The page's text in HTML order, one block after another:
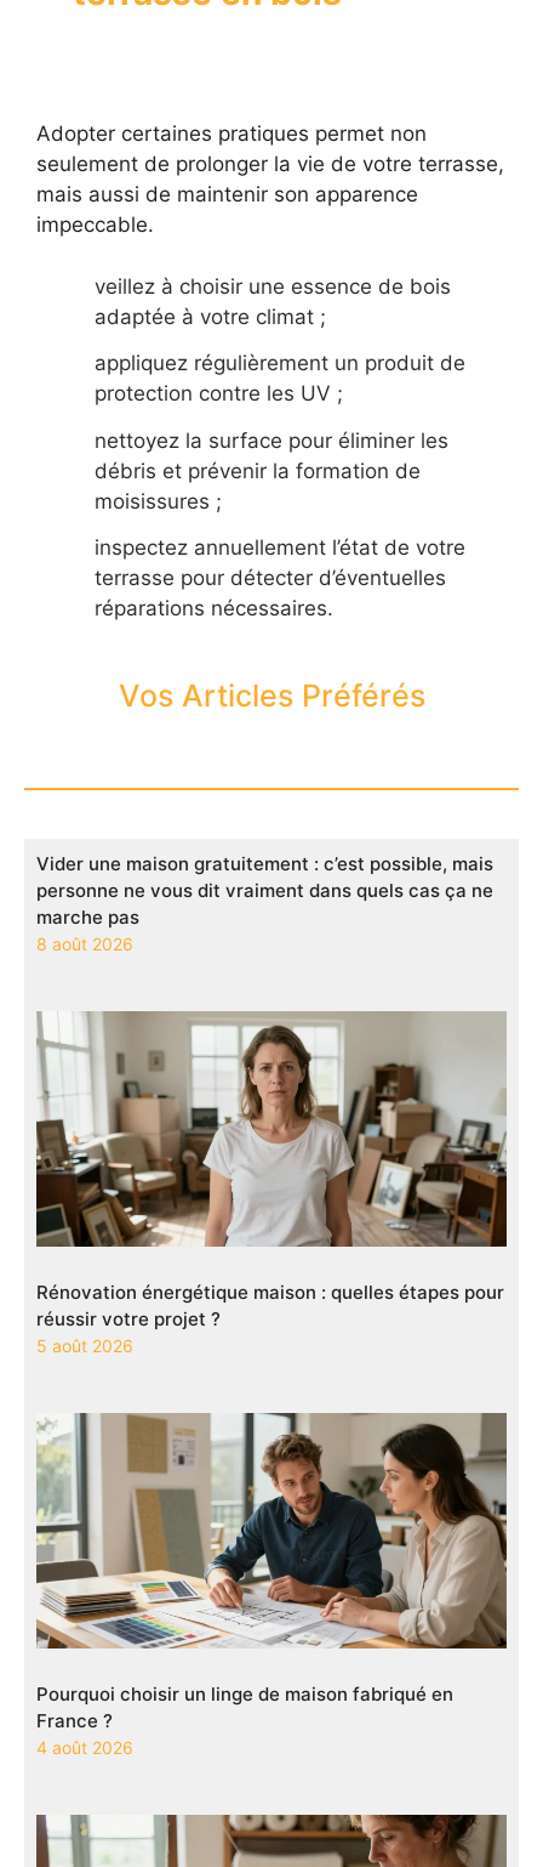
Adopter certaines pratiques permet non
seulement de prolonger la vie de votre terrasse,
mais aussi de maintenir son apparence
impeccable.
veillez à choisir une essence de bois
adaptée à votre climat ;
appliquez régulièrement un produit de
protection contre les UV ;
nettoyez la surface pour éliminer les
débris et prévenir la formation de
moisissures ;
inspectez annuellement l’état de votre
terrasse pour détecter d’éventuelles
réparations nécessaires.
Vos Articles Préférés
Vider une maison gratuitement : c’est possible, mais
personne ne vous dit vraiment dans quels cas ça ne
marche pas
8 août 2026
Rénovation énergétique maison : quelles étapes pour
réussir votre projet ?
5 août 2026
Pourquoi choisir un linge de maison fabriqué en
France ?
4 août 2026